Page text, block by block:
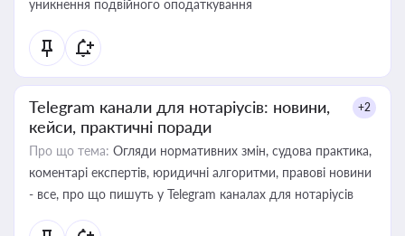
уникнення подвійного оподаткування
Telegram канали для нотаріусів: новини,
кейси, практичні поради
+2
Про що тема: Огляди нормативних змін, судова практика,
коментарі експертів, юридичні алгоритми, правові новини
- все, про що пишуть у Telegram каналах для нотаріусів